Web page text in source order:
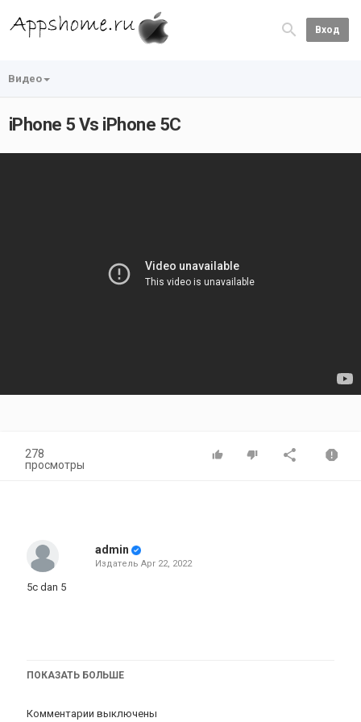
Вход
Видео
iPhone 5 Vs iPhone 5C
278
просмотры
admin
Издатель Apr 22, 2022
5c dan 5
#iphone5 #iphone5c #iphone
ПОКАЗАТЬ БОЛЬШЕ
Комментарии выключены